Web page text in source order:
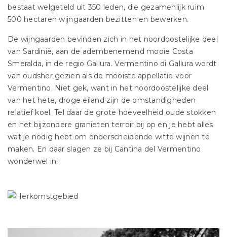
bestaat welgeteld uit 350 leden, die gezamenlijk ruim
500 hectaren wijngaarden bezitten en bewerken.
De wijngaarden bevinden zich in het noordoostelijke deel
van Sardinië, aan de adembenemend mooie Costa
Smeralda, in de regio Gallura. Vermentino di Gallura wordt
van oudsher gezien als de mooiste appellatie voor
Vermentino. Niet gek, want in het noordoostelijke deel
van het hete, droge eiland zijn de omstandigheden
relatief koel. Tel daar de grote hoeveelheid oude stokken
en het bijzondere granieten terroir bij op en je hebt alles
wat je nodig hebt om onderscheidende witte wijnen te
maken. En daar slagen ze bij Cantina del Vermentino
wonderwel in!